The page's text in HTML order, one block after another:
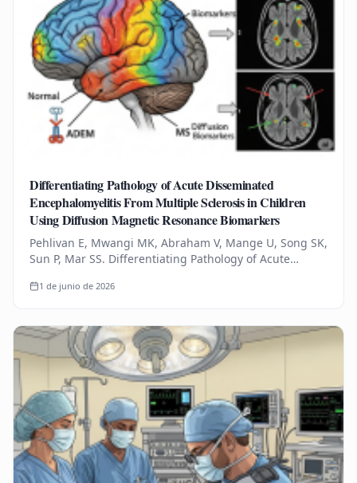
Differentiating Pathology of Acute Disseminated
Encephalomyelitis From Multiple Sclerosis in Children
Using Diffusion Magnetic Resonance Biomarkers
Pehlivan E, Mwangi MK, Abraham V, Mange U, Song SK,
Sun P, Mar SS. Differentiating Pathology of Acute
Sclerosis in Children Using…
1 de junio de 2026